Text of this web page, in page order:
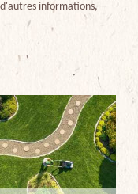
informations,